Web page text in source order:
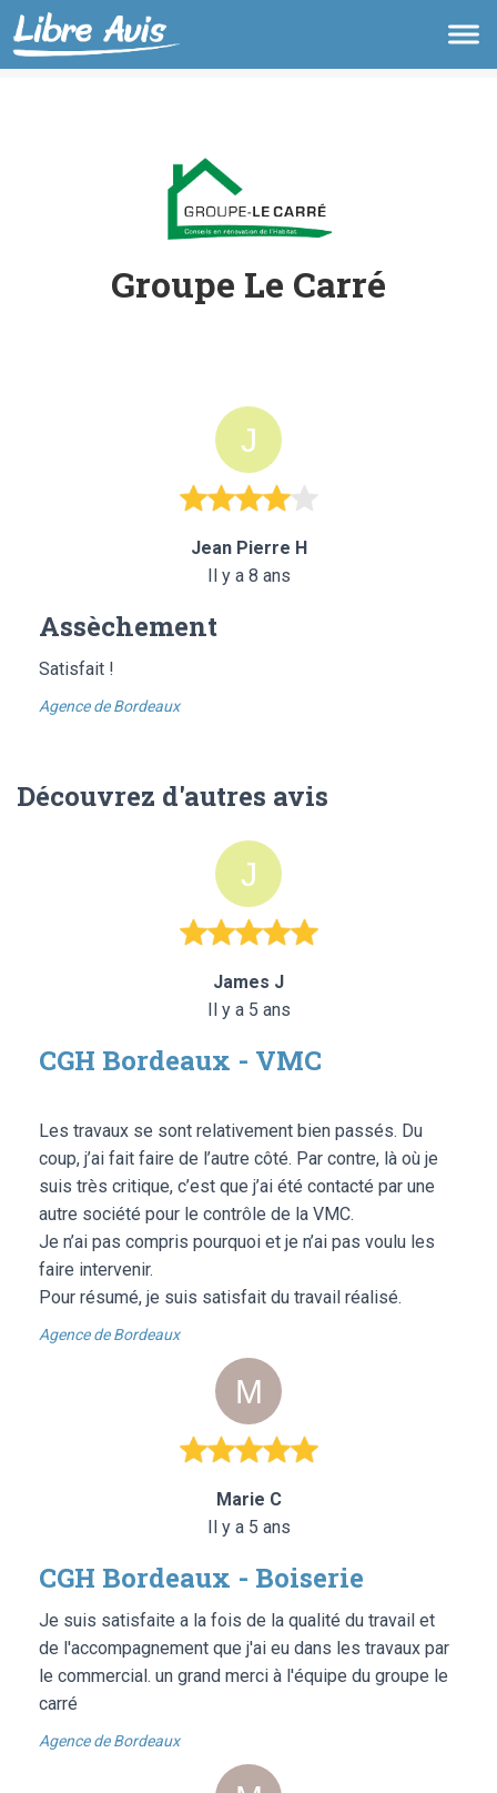
Groupe Le Carré
Jean Pierre H
Il y a 8 ans
Assèchement
Satisfait !
Agence de Bordeaux
Découvrez d'autres avis
James J
Il y a 5 ans
CGH Bordeaux - VMC
Les travaux se sont relativement bien passés. Du
coup, j’ai fait faire de l’autre côté. Par contre, là où je
suis très critique, c’est que j’ai été contacté par une
autre société pour le contrôle de la VMC.
Je n’ai pas compris pourquoi et je n’ai pas voulu les
faire intervenir.
Pour résumé, je suis satisfait du travail réalisé.
Agence de Bordeaux
Marie C
Il y a 5 ans
CGH Bordeaux - Boiserie
Je suis satisfaite a la fois de la qualité du travail et
de l'accompagnement que j'ai eu dans les travaux par
le commercial. un grand merci à l'équipe du groupe le
carré
Agence de Bordeaux